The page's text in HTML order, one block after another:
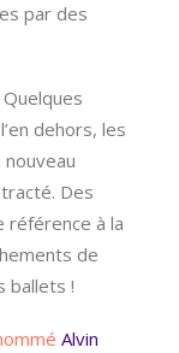
par des
dehors, les
Des
référence à la
de
ballets !
Alvin